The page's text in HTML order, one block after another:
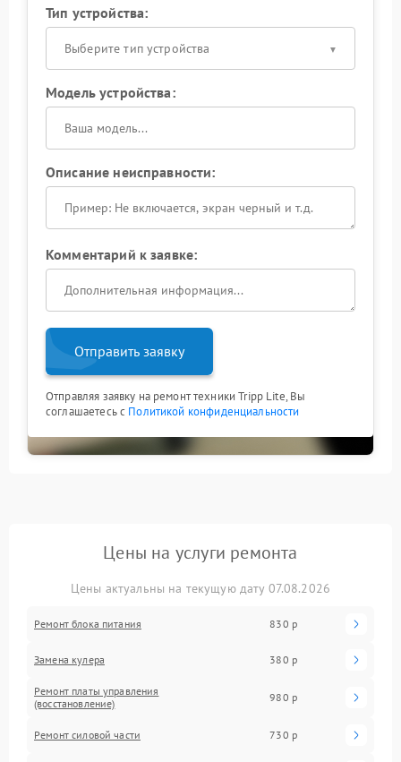
Тип устройства:
Выберите тип устройства
Модель устройства:
Описание неисправности:
Комментарий к заявке:
Отправить заявку
Отправляя заявку на ремонт техники Tripp Lite, Вы
соглашаетесь с Политикой конфиденциальности
Цены на услуги ремонта
Цены актуальны на текущую дату 07.08.2026
Ремонт блока питания 830 р
Замена кулера 380 р
Ремонт платы управления
(восстановление)
980 р
Ремонт силовой части 730 р